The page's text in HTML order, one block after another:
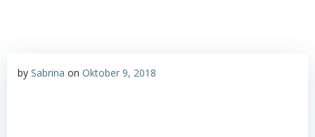
by Sabrina on Oktober 9, 2018